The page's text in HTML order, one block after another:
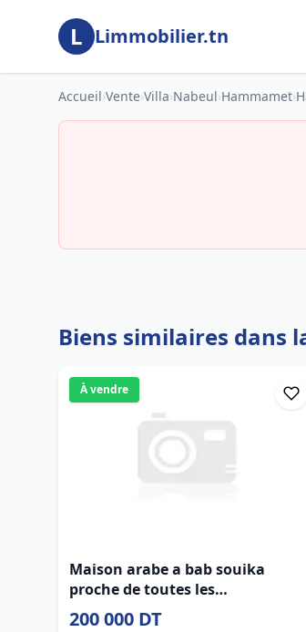
Aller au contenu principal
L Limmobilier.tn
Accueil›Vente›Villa›Nabeul›Hammamet›
Biens similaires dans
À vendre
Maison arabe a bab souika
proche de toutes les
commodités
200 000 DT